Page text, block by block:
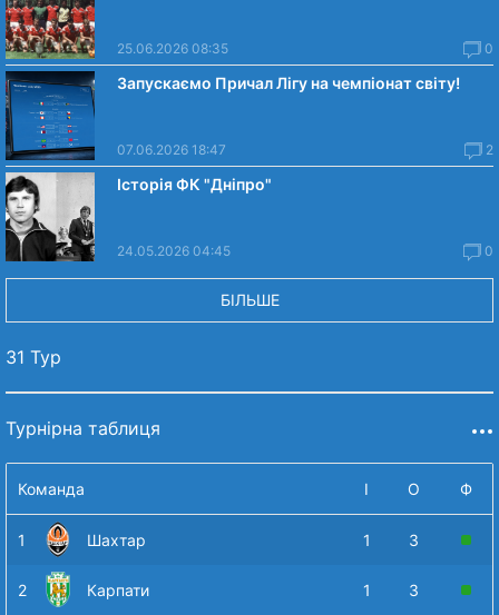
25.06.2026 08:35 0
Запускаємо Причал Лігу на чемпіонат світу!
07.06.2026 18:47 2
Історія ФК "Дніпро"
24.05.2026 04:45 0
БІЛЬШЕ
31 Тур
Турнірна таблиця
Команда І О Ф
1 Шахтар 1 3
2 Карпати 1 3